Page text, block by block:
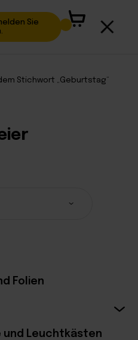
Sie
Stichwort „Geburtstag“
Folien
Leuchtkästen